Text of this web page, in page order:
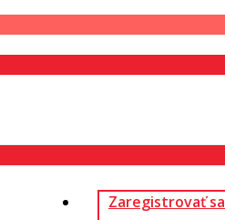
Zaregistrovať sa